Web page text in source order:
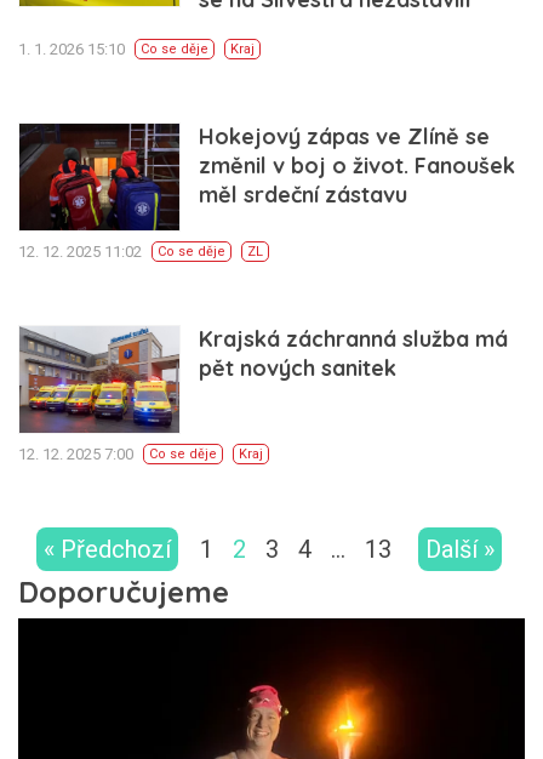
1. 1. 2026 15:10 Co se děje Kraj
Hokejový zápas ve Zlíně se
změnil v boj o život. Fanoušek
měl srdeční zástavu
12. 12. 2025 11:02 Co se děje ZL
Krajská záchranná služba má
pět nových sanitek
12. 12. 2025 7:00 Co se děje Kraj
« Předchozí 1 2 3 4 … 13 Další »